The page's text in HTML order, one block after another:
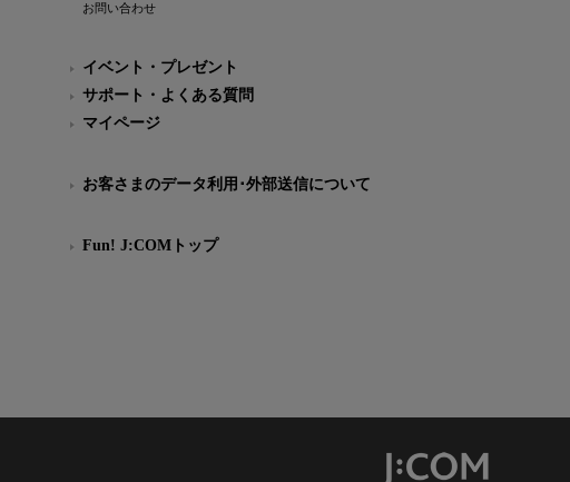
お問い合わせ
イベント・プレゼント
サポート・よくある質問
マイページ
お客さまのデータ利用･外部送信について
Fun! J:COMトップ